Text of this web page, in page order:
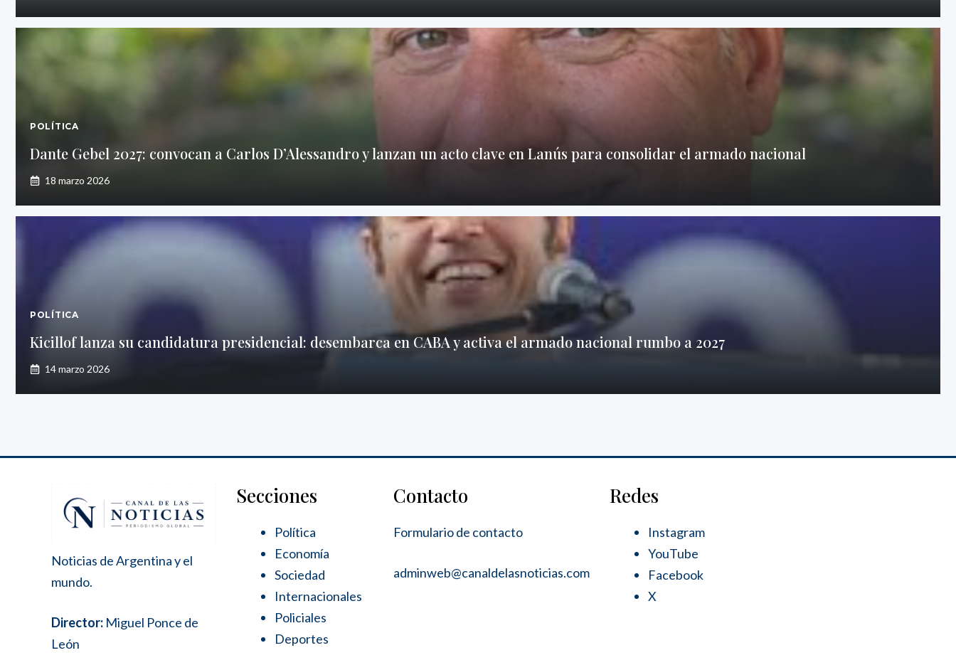
POLÍTICA
Dante Gebel 2027: convocan a Carlos D’Alessandro y lanzan un acto clave en Lanús para consolidar el armado nacional
18 marzo 2026
POLÍTICA
Kicillof lanza su candidatura presidencial: desembarca en CABA y activa el armado nacional rumbo a 2027
14 marzo 2026
Noticias de Argentina y el
mundo.
Director: Miguel Ponce de
León
Secciones
Política
Economía
Sociedad
Internacionales
Policiales
Deportes
Contacto
Formulario de contacto
adminweb@canaldelasnoticias.com
Redes
Instagram
YouTube
Facebook
X